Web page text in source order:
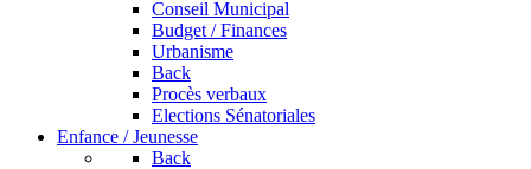
Conseil Municipal
Budget / Finances
Urbanisme
Back
Procès verbaux
Elections Sénatoriales
Enfance / Jeunesse
Back